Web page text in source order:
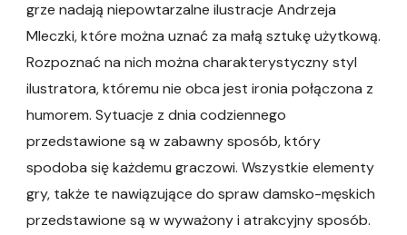
grze nadają niepowtarzalne ilustracje Andrzeja
Mleczki, które można uznać za małą sztukę użytkową.
Rozpoznać na nich można charakterystyczny styl
ilustratora, któremu nie obca jest ironia połączona z
humorem. Sytuacje z dnia codziennego
przedstawione są w zabawny sposób, który
spodoba się każdemu graczowi. Wszystkie elementy
gry, także te nawiązujące do spraw damsko-męskich
przedstawione są w wyważony i atrakcyjny sposób.